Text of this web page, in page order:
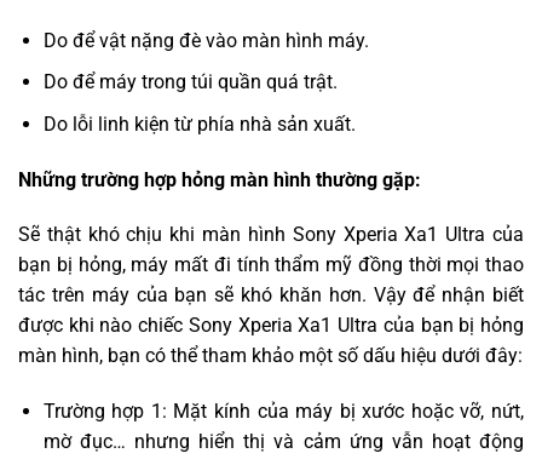
Do để vật nặng đè vào màn hình máy.
Do để máy trong túi quần quá trật.
Do lỗi linh kiện từ phía nhà sản xuất.
Những trường hợp hỏng màn hình thường gặp:
Sẽ thật khó chịu khi màn hình Sony Xperia Xa1 Ultra của
bạn bị hỏng, máy mất đi tính thẩm mỹ đồng thời mọi thao
tác trên máy của bạn sẽ khó khăn hơn. Vậy để nhận biết
được khi nào chiếc Sony Xperia Xa1 Ultra của bạn bị hỏng
màn hình, bạn có thể tham khảo một số dấu hiệu dưới đây:
Trường hợp 1: Mặt kính của máy bị xước hoặc vỡ, nứt,
mờ đục… nhưng hiển thị và cảm ứng vẫn hoạt động